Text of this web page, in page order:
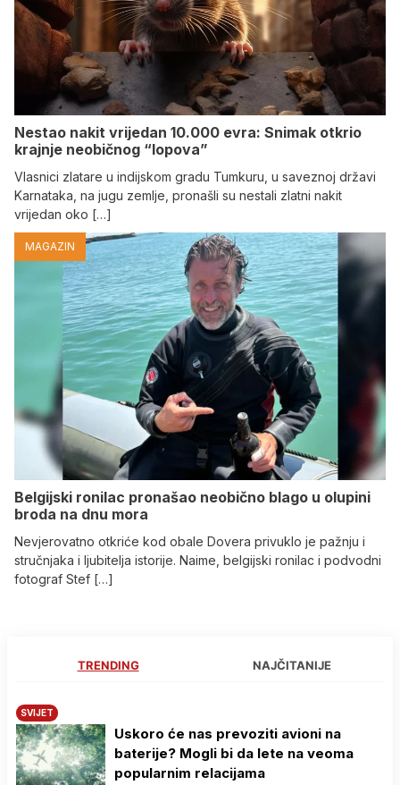
Nestao nakit vrijedan 10.000 evra: Snimak otkrio
krajnje neobičnog “lopova”
Vlasnici zlatare u indijskom gradu Tumkuru, u saveznoj državi
Karnataka, na jugu zemlje, pronašli su nestali zlatni nakit
vrijedan oko […]
MAGAZIN
Belgijski ronilac pronašao neobično blago u olupini
broda na dnu mora
Nevjerovatno otkriće kod obale Dovera privuklo je pažnju i
stručnjaka i ljubitelja istorije. Naime, belgijski ronilac i podvodni
fotograf Stef […]
TRENDING NAJČITANIJE
SVIJET
Uskoro će nas prevoziti avioni na
baterije? Mogli bi da lete na veoma
popularnim relacijama